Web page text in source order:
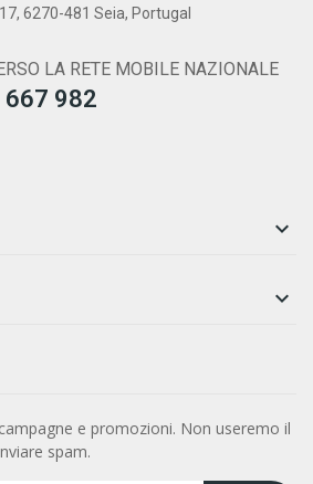
6270-481 Seia, Portugal
LA RETE MOBILE NAZIONALE
667 982


e promozioni. Non useremo il
spam.